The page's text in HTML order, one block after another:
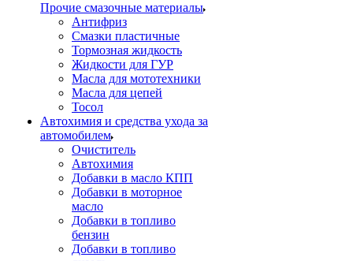
Прочие смазочные материалы
Антифриз
Смазки пластичные
Тормозная жидкость
Жидкости для ГУР
Масла для мототехники
Масла для цепей
Тосол
Автохимия и средства ухода за
автомобилем
Очиститель
Автохимия
Добавки в масло КПП
Добавки в моторное
масло
Добавки в топливо
бензин
Добавки в топливо